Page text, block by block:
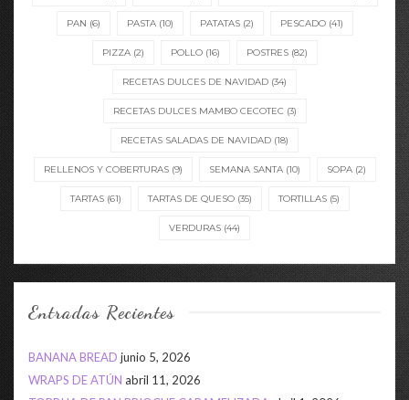
PAN (6) PASTA(10) PATATAS(2) PESCADO(41)
PIZZA(2) POLLO(16) POSTRES(82)
RECETAS DULCES DE NAVIDAD (34)
RECETAS DULCES MAMBO CECOTEC (3)
RECETAS SALADAS DE NAVIDAD (18)
RELLENOS Y COBERTURAS(9) SEMANA SANTA(10) SOPA(2)
TARTAS(61) TARTAS DE QUESO(35) TORTILLAS(5)
VERDURAS (44)
Entradas Recientes
BANANA BREAD junio 5, 2026
WRAPS DE ATÚN abril 11, 2026